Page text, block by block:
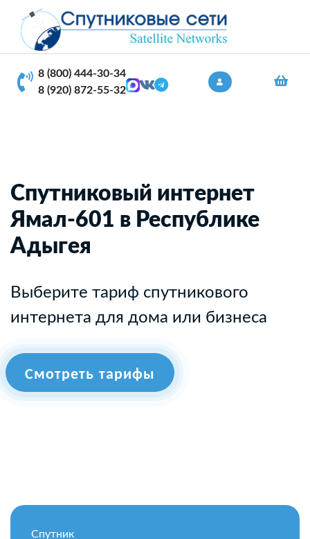
8 (800) 444-30-34
8 (920) 872-55-32
Спутниковый интернет
Ямал-601 в Республике
Адыгея
Выберите тариф спутникового
интернета для дома или бизнеса
Смотреть тарифы
Спутник